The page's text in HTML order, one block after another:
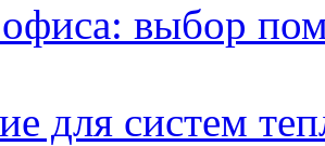
выбор
для систем